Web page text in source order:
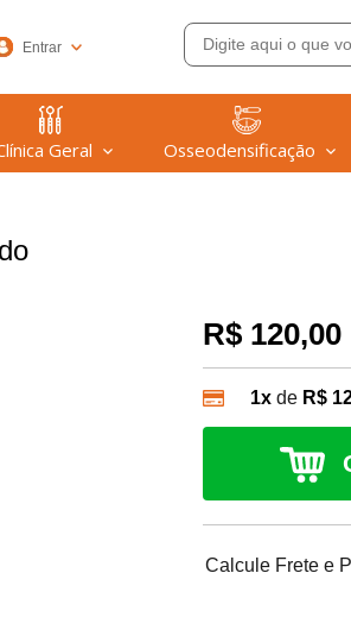
Entrar
Geral Osseodensificação
R$ 120,00
1x de R$
Calcule Frete e